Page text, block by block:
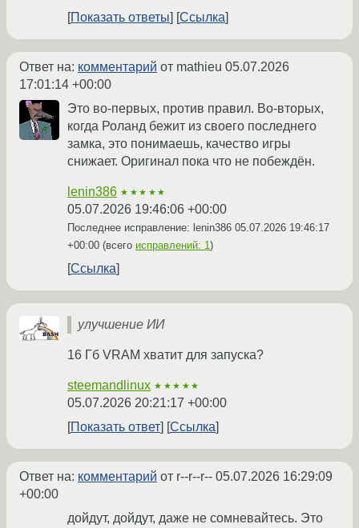
Показать ответы Ссылка
Ответ на: комментарий от mathieu 05.07.2026
17:01:14 +00:00
Это во-первых, против правил. Во-вторых,
когда Роланд бежит из своего последнего
замка, это понимаешь, качество игры
снижает. Оригинал пока что не побеждён.
lenin386 ★★★★★
05.07.2026 19:46:06 +00:00
Последнее исправление: lenin386 05.07.2026 19:46:17
+00:00 (всего исправлений: 1)
Ссылка
улучшение ИИ
16 Гб VRAM хватит для запуска?
steemandlinux ★★★★★
05.07.2026 20:21:17 +00:00
Показать ответ
Ссылка
Ответ на: комментарий от r--r--r-- 05.07.2026 16:29:09
+00:00
дойдут, дойдут, даже не сомневайтесь. Это